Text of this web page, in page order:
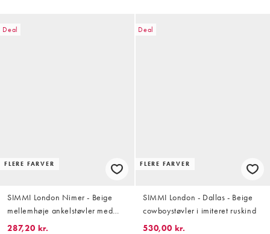
Deal
FLERE FARVER
SIMMI London Nimer - Beige
mellemhøje ankelstøvler med
blokhæl
287,20 kr.
Deal
FLERE FARVER
SIMMI London - Dallas - Beige
cowboystøvler i imiteret ruskind
530,00 kr.